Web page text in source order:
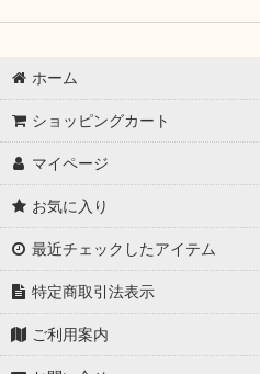
ホーム
ショッピングカート
マイページ
お気に入り
最近チェックしたアイテム
特定商取引法表示
ご利用案内